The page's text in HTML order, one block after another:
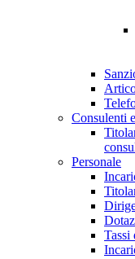
Consulenti
Personale
Tassi